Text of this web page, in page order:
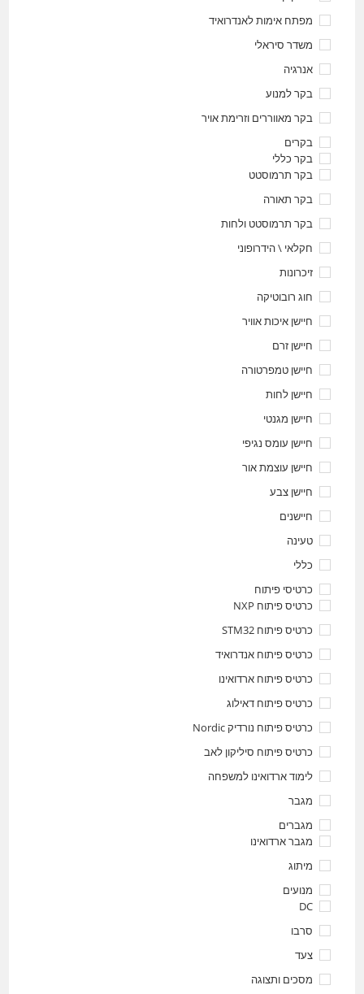
מפתח אימות לאנדרואיד
משדר סיראלי
אנרגיה
בקר למנוע
בקר מאווררים וזרימת אויר
בקרים
בקר כללי
בקר תרמוסטט
בקר תאורה
בקר תרמוסטט ולחות
חקלאי \ הידרופוני
זיכרונות
חוג רובוטיקה
חיישן איכות אוויר
חיישן זרם
חיישן טמפרטורה
חיישן לחות
חיישן מגנטי
חיישן עומס נגיפי
חיישן עוצמת אור
חיישן צבע
חיישנים
טעינה
כללי
כרטיסי פיתוח
כרטיס פיתוח NXP
כרטיס פיתוח STM32
כרטיס פיתוח אנדרואיד
כרטיס פיתוח ארדואינו
כרטיס פיתוח דאילוג
כרטיס פיתוח נורדיק Nordic
כרטיס פיתוח סיליקון לאב
לימוד ארדואינו למשפחה
מגבר
מגברים
מגבר ארדואינו
מיתוג
מנועים
DC
סרבו
צעד
מסכים ותצוגה